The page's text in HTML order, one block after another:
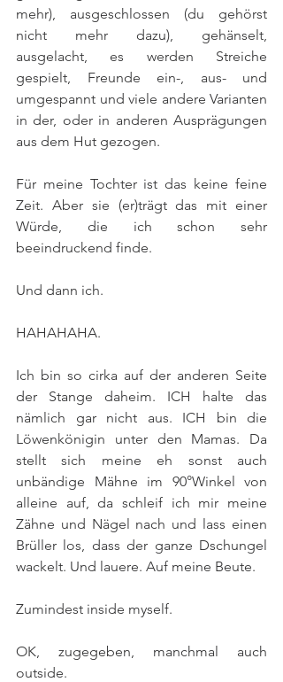
mehr), ausgeschlossen (du gehörst
nicht mehr dazu), gehänselt,
ausgelacht, es werden Streiche
gespielt, Freunde ein-, aus- und
umgespannt und viele andere Varianten
in der, oder in anderen Ausprägungen
aus dem Hut gezogen.
Für meine Tochter ist das keine feine
Zeit. Aber sie (er)trägt das mit einer
Würde, die ich schon sehr
beeindruckend finde.
Und dann ich.
HAHAHAHA.
Ich bin so cirka auf der anderen Seite
der Stange daheim. ICH halte das
nämlich gar nicht aus. ICH bin die
Löwenkönigin unter den Mamas. Da
stellt sich meine eh sonst auch
unbändige Mähne im 90°Winkel von
alleine auf, da schleif ich mir meine
Zähne und Nägel nach und lass einen
Brüller los, dass der ganze Dschungel
wackelt. Und lauere. Auf meine Beute.
Zumindest inside myself.
OK, zugegeben, manchmal auch
outside.